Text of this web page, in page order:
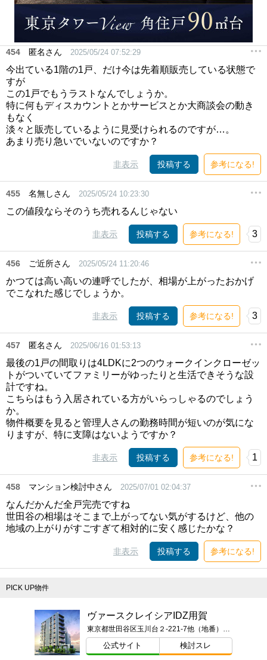
454 匿名さん 2025/05/24 07:52:29
今出ている1階の1戸、だけ今は先着順販売している状態で
すが
この1戸でもうラストなんでしょうか。
特に何もディスカウントとかサービスとか大商談会の動き
もなく
淡々と販売しているように見受けられるのですが…。
あまり売り急いでいないのですか？
非表示 投稿する 参考になる!
455 名無しさん 2025/05/24 10:23:30
この値段ならそのうち売れるんじゃない
非表示 投稿する 参考になる! 3
456 ご近所さん 2025/05/24 11:20:46
かつては高い高いの連呼でしたが、相場が上がったおかげ
でこなれた感じでしょうか。
非表示 投稿する 参考になる! 3
457 匿名さん 2025/06/16 01:53:13
最後の1戸の間取りは4LDKに2つのウォークインクローゼッ
トがついていてファミリーがゆったりと生活できそうな設
計ですね。
こちらはもう入居されている方がいらっしゃるのでしょう
か。
物件概要を見ると管理人さんの勤務時間が短いのが気にな
りますが、特に支障はないようですか？
非表示 投稿する 参考になる! 1
458 マンション検討中さん 2025/07/01 02:04:37
なんだかんだ全戸完売ですね
世田谷の相場はそこまで上がってない気がするけど、他の
地域の上がりがすごすぎて相対的に安く感じたかな？
非表示 投稿する 参考になる!
PICK UP物件
ヴァースクレイシアIDZ用賀
東京都世田谷区玉川台２-221-7他（地番）ほか
公式サイト 検討スレ